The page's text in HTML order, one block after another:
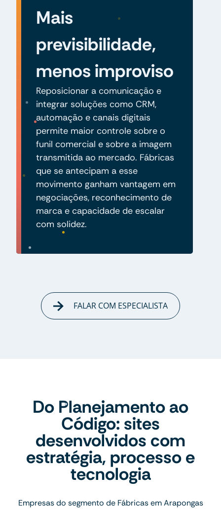
Mais
previsibilidade,
menos improviso
Reposicionar a comunicação e
integrar soluções como CRM,
automação e canais digitais
permite maior controle sobre o
funil comercial e sobre a imagem
transmitida ao mercado. Fábricas
que se antecipam a esse
movimento ganham vantagem em
negociações, reconhecimento de
marca e capacidade de escalar
com solidez.
FALAR COM ESPECIALISTA
Do Planejamento ao
Código: sites
desenvolvidos com
estratégia, processo e
tecnologia
Empresas do segmento de Fábricas em Arapongas